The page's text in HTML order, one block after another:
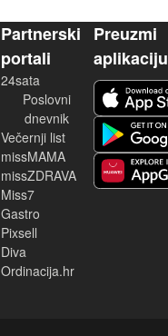
Partnerski
portali
24sata
Poslovni
dnevnik
Večernji list
missMAMA
missZDRAVA
Miss7
Gastro
Pixsell
Diva
Ordinacija.hr
Preuzmi
aplikaciju